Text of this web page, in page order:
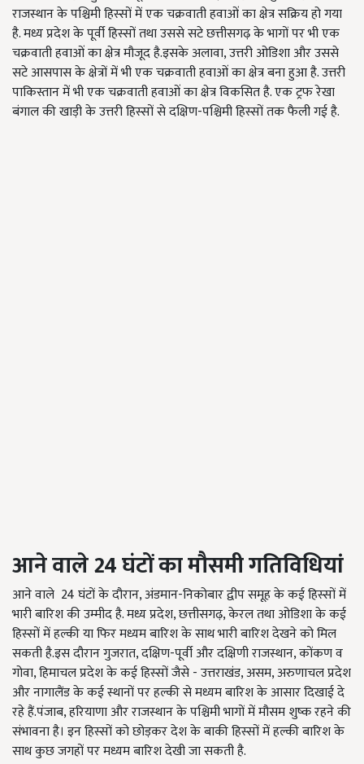
राजस्थान के पश्चिमी हिस्सों में एक चक्रवाती हवाओं का क्षेत्र सक्रिय हो गया
है. मध्य प्रदेश के पूर्वी हिस्सों तथा उससे सटे छत्तीसगढ़ के भागों पर भी एक
चक्रवाती हवाओं का क्षेत्र मौजूद है.इसके अलावा,उत्तरी ओडिशा और उससे
सटे आसपास के क्षेत्रों में भी एक चक्रवाती हवाओं का क्षेत्र बना हुआ है. उत्तरी
पाकिस्तान में भी एक चक्रवाती हवाओं का क्षेत्र विकसित है. एक ट्रफ रेखा
बंगाल की खाड़ी के उत्तरी हिस्सों से दक्षिण-पश्चिमी हिस्सों तक फैली गई है.
आने वाले 24घंटों का मौसमी गतिविधियां
आने वाले 24घंटों के दौरान,अंडमान-निकोबार द्वीप समूह के कई हिस्सों में
भारी बारिश की उम्मीद है. मध्य प्रदेश,छत्तीसगढ़,केरल तथा ओडिशा के कई
हिस्सों में हल्की या फिर मध्यम बारिश के साथ भारी बारिश देखने को मिल
सकती है.इस दौरान गुजरात,दक्षिण-पूर्वी और दक्षिणी राजस्थान,कोंकण व
गोवा,हिमाचल प्रदेश के कई हिस्सों जैसे - उत्तराखंड,असम,अरुणाचल प्रदेश
और नागालैंड के कई स्थानों पर हल्की से मध्यम बारिश के आसार दिखाई दे
रहे हैं.पंजाब,हरियाणा और राजस्थान के पश्चिमी भागों में मौसम शुष्क रहने की
संभावना है। इन हिस्सों को छोड़कर देश के बाकी हिस्सों में हल्की बारिश के
साथ कुछ जगहों पर मध्यम बारिश देखी जा सकती है.